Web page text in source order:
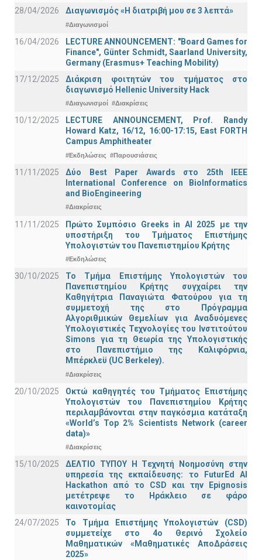
28/04/2026
Διαγωνισμός «Η διατριβή μου σε 3 λεπτά»
#Διαγωνισμοί
16/04/2026
LECTURE ANNOUNCEMENT: "Board Games for
Finance", Günter Schmidt, Saarland University,
Germany (Erasmus+ Teaching Mobility)
17/12/2025
Διάκριση φοιτητών του τμήματος στο
διαγωνισμό Hellenic University Hack
#Διαγωνισμοί #Διακρίσεις
10/12/2025
LECTURE ANNOUNCEMENT, Prof. Randy
Howard Katz, 16/12, 16:00-17:15, East FORTH
Campus Amphitheater
#Εκδηλώσεις #Παρουσιάσεις
11/11/2025
Δύο Best Paper Awards στο 25th IEEE
International Conference on BioInformatics
and BioEngineering
#Διακρίσεις
11/11/2025
Πρώτο Συμπόσιο Greeks in AI 2025 με την
υποστήριξη του Τμήματος Επιστήμης
Υπολογιστών του Πανεπιστημίου Κρήτης
#Εκδηλώσεις
30/10/2025
Το Τμήμα Επιστήμης Υπολογιστών του
Πανεπιστημίου Κρήτης συγχαίρει την
Καθηγήτρια Παναγιώτα Φατούρου για τη
συμμετοχή της στο Πρόγραμμα
Αλγοριθμικών Θεμελίων για Αναδυόμενες
Υπολογιστικές Τεχνολογίες του Ινστιτούτου
Simons για τη Θεωρία της Υπολογιστικής
στο Πανεπιστήμιο της Καλιφόρνια,
Μπέρκλεϋ (UC Berkeley).
#Διακρίσεις
20/10/2025
Οκτώ καθηγητές του Τμήματος Επιστήμης
Υπολογιστών του Πανεπιστημίου Κρήτης
περιλαμβάνονται στην παγκόσμια κατάταξη
«World’s Top 2% Scientists Network (career
data)»
#Διακρίσεις
15/10/2025
ΔΕΛΤΙΟ ΤΥΠΟΥ H Tεχνητή Νοημοσύνη στην
υπηρεσία της εκπαίδευσης: το FuturEd AI
Hackathon από το CSD και την Epignosis
μετέτρεψε το Ηράκλειο σε φάρο
καινοτομίας
24/07/2025
Το Τμήμα Επιστήμης Υπολογιστών (CSD)
συμμετείχε στο 4ο Θερινό Σχολείο
Μαθηματικών «Μαθηματικές ΑποΔράσεις
2025»